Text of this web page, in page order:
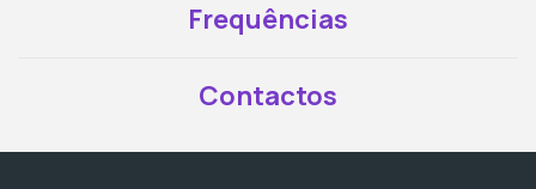
Frequências
Contactos